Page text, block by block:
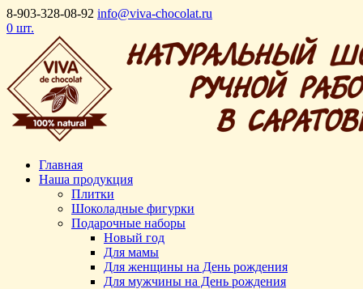
8-903-328-08-92 info@viva-chocolat.ru
0 шт.
Главная
Наша продукция
Плитки
Шоколадные фигурки
Подарочные наборы
Новый год
Для мамы
Для женщины на День рождения
Для мужчины на День рождения